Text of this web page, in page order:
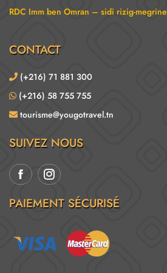
RDC Imm ben Omran – sidi rizig-megrine
CONTACT
(+216) 71 881 300
(+216) 58 755 755
tourisme@yougotravel.tn
SUIVEZ NOUS
PAIEMENT SÉCURISÉ